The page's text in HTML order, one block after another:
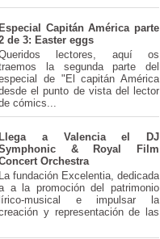
Especial Capitán América parte
de 3: Easter eggs
lectores, aquí os
la segunda parte del
de "El capitán América
el punto de vista del lector
cómics...
Llega a Valencia el DJ
& Royal Film
Orchestra
La fundación Excelentia, dedicada
a la promoción del patrimonio
musical e impulsar la
y representación de las